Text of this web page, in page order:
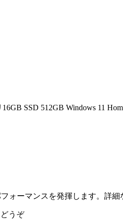
SSD 512GB Windows 11
ォーマンスを発揮します。詳
うぞ